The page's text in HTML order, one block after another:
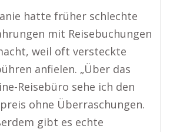
hatte früher schlechte
mit Reisebuchungen
weil oft versteckte
anfielen. „Über das
Reisebüro sehe ich den
ohne Überraschungen.
gibt es echte